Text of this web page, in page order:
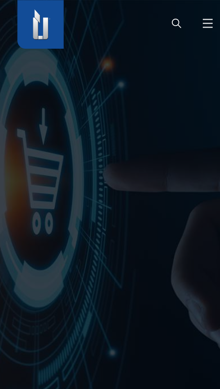
HOME
UNTERNEHMEN
PRODUKTE
KARRIERE
SERVICE
VIDEOS